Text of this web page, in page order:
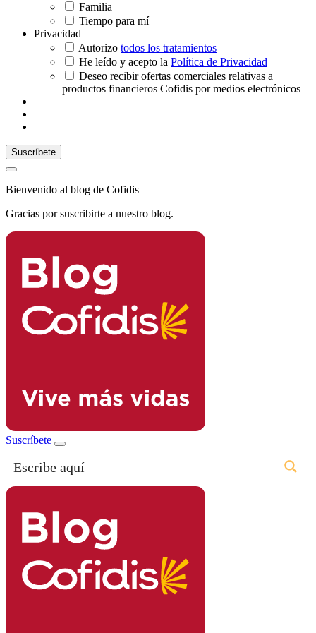
Familia
Tiempo para mí
Privacidad
Autorizo todos los tratamientos
He leído y acepto la Política de Privacidad
Deseo recibir ofertas comerciales relativas a
productos financieros Cofidis por medios electrónicos
Bienvenido al blog de Cofidis
Gracias por suscribirte a nuestro blog.
Suscríbete